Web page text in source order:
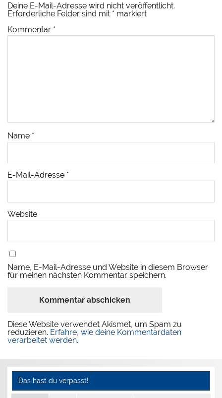
Deine E-Mail-Adresse wird nicht veröffentlicht.
Erforderliche Felder sind mit * markiert
Kommentar *
Name *
E-Mail-Adresse *
Website
Name, E-Mail-Adresse und Website in diesem Browser
für meinen nächsten Kommentar speichern.
Diese Website verwendet Akismet, um Spam zu
reduzieren. Erfahre, wie deine Kommentardaten
verarbeitet werden.
Das hast du verpasst!